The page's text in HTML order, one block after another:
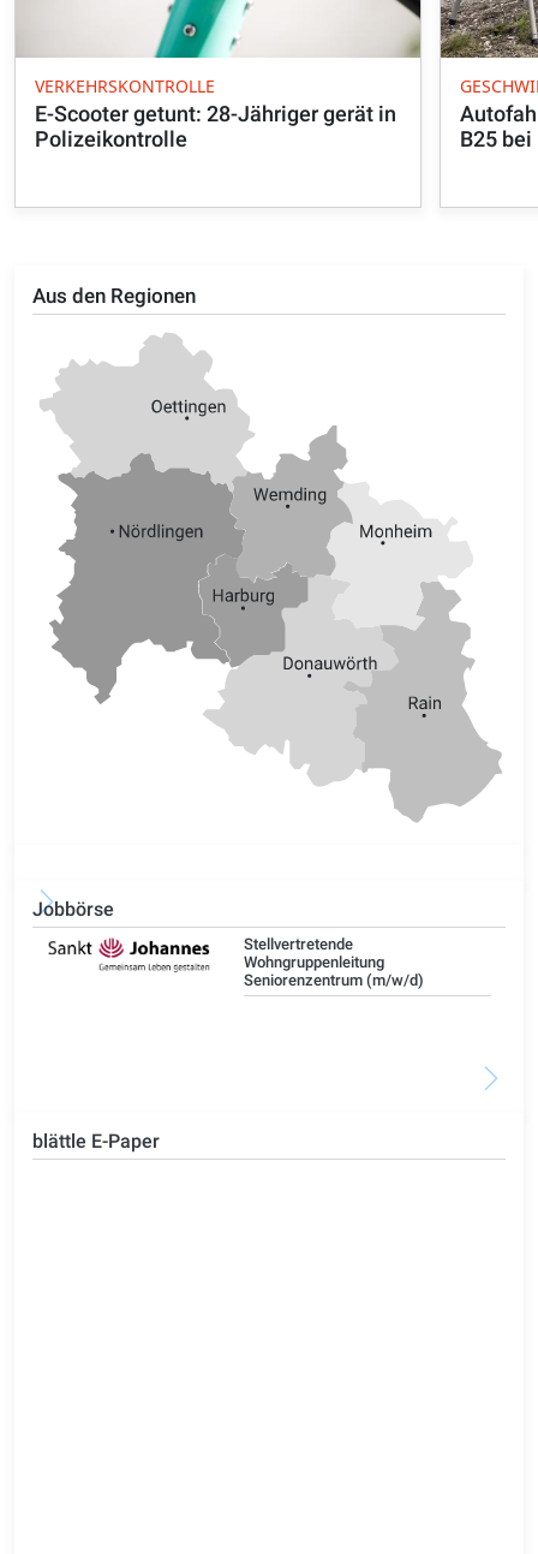
Aus den Regionen
Jobbörse
Stellvertretende
Wohngruppenleitung
Seniorenzentrum (m/w/d)
blättle E-Paper
VERKEHRSKONTROLLE
E-Scooter getunt: 28-Jähriger gerät in
Polizeikontrolle
B25